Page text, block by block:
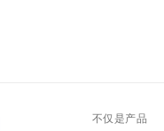
不仅是产品